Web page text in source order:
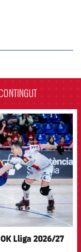
badge
Lliga 2026/27